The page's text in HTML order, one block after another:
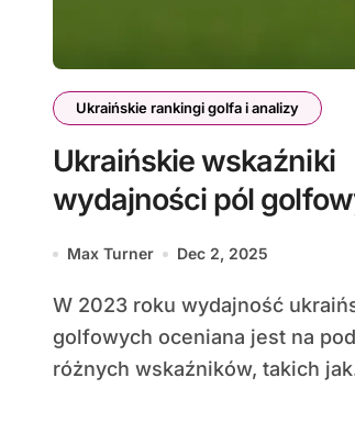
Ukraińskie rankingi golfa i analizy
Ukraińskie wskaźniki
wydajności pól
rok 2023
Max Turner Dec 2, 2025
W 2023 roku wydajność ukraińskich pól
golfowych oceniana jest na
różnych wskaźników, takich